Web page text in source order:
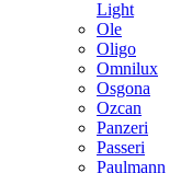
Light
Ole
Oligo
Omnilux
Osgona
Ozcan
Panzeri
Passeri
Paulmann